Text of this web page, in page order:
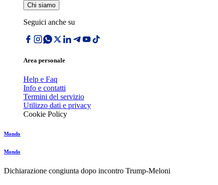
Chi siamo
Seguici anche su
Area personale
Help e Faq
Info e contatti
Termini del servizio
Utilizzo dati e privacy
Cookie Policy
Mondo
Mondo
Dichiarazione congiunta dopo incontro Trump-Meloni